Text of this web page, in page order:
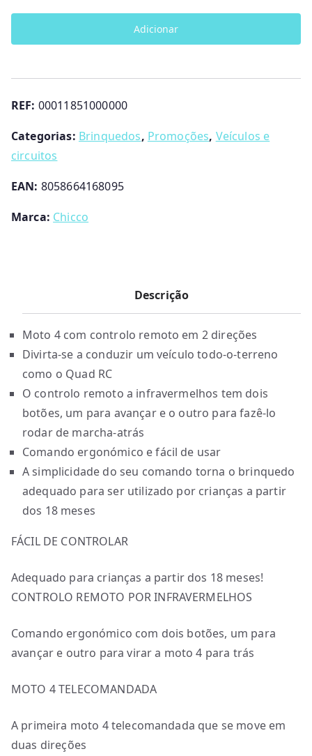
QUAD
Adicionar
REF: 00011851000000
Categorias: Brinquedos, Promoções, Veículos e
circuitos
EAN: 8058664168095
Marca: Chicco
Descrição
Moto 4 com controlo remoto em 2 direções
Divirta-se a conduzir um veículo todo-o-terreno
como o Quad RC
O controlo remoto a infravermelhos tem dois
botões, um para avançar e o outro para fazê-lo
rodar de marcha-atrás
Comando ergonómico e fácil de usar
A simplicidade do seu comando torna o brinquedo
adequado para ser utilizado por crianças a partir
dos 18 meses
FÁCIL DE CONTROLAR
Adequado para crianças a partir dos 18 meses!
CONTROLO REMOTO POR INFRAVERMELHOS
Comando ergonómico com dois botões, um para
avançar e outro para virar a moto 4 para trás
MOTO 4 TELECOMANDADA
A primeira moto 4 telecomandada que se move em
duas direções